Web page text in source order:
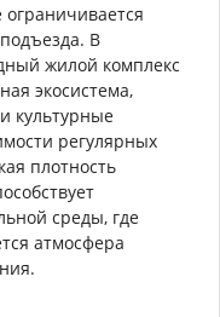
В
жилой комплекс
экосистема,
культурные
регулярных
плотность
среды, где
атмосфера